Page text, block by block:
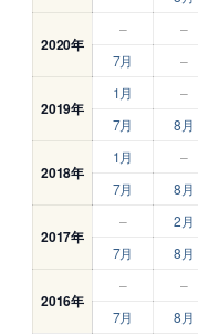
2020年
– –
7月
–
2019年
1月 –
7月
8月
2018年
1月 –
7月
8月
2017年
– 2月
7月
8月
2016年
– –
7月
8月